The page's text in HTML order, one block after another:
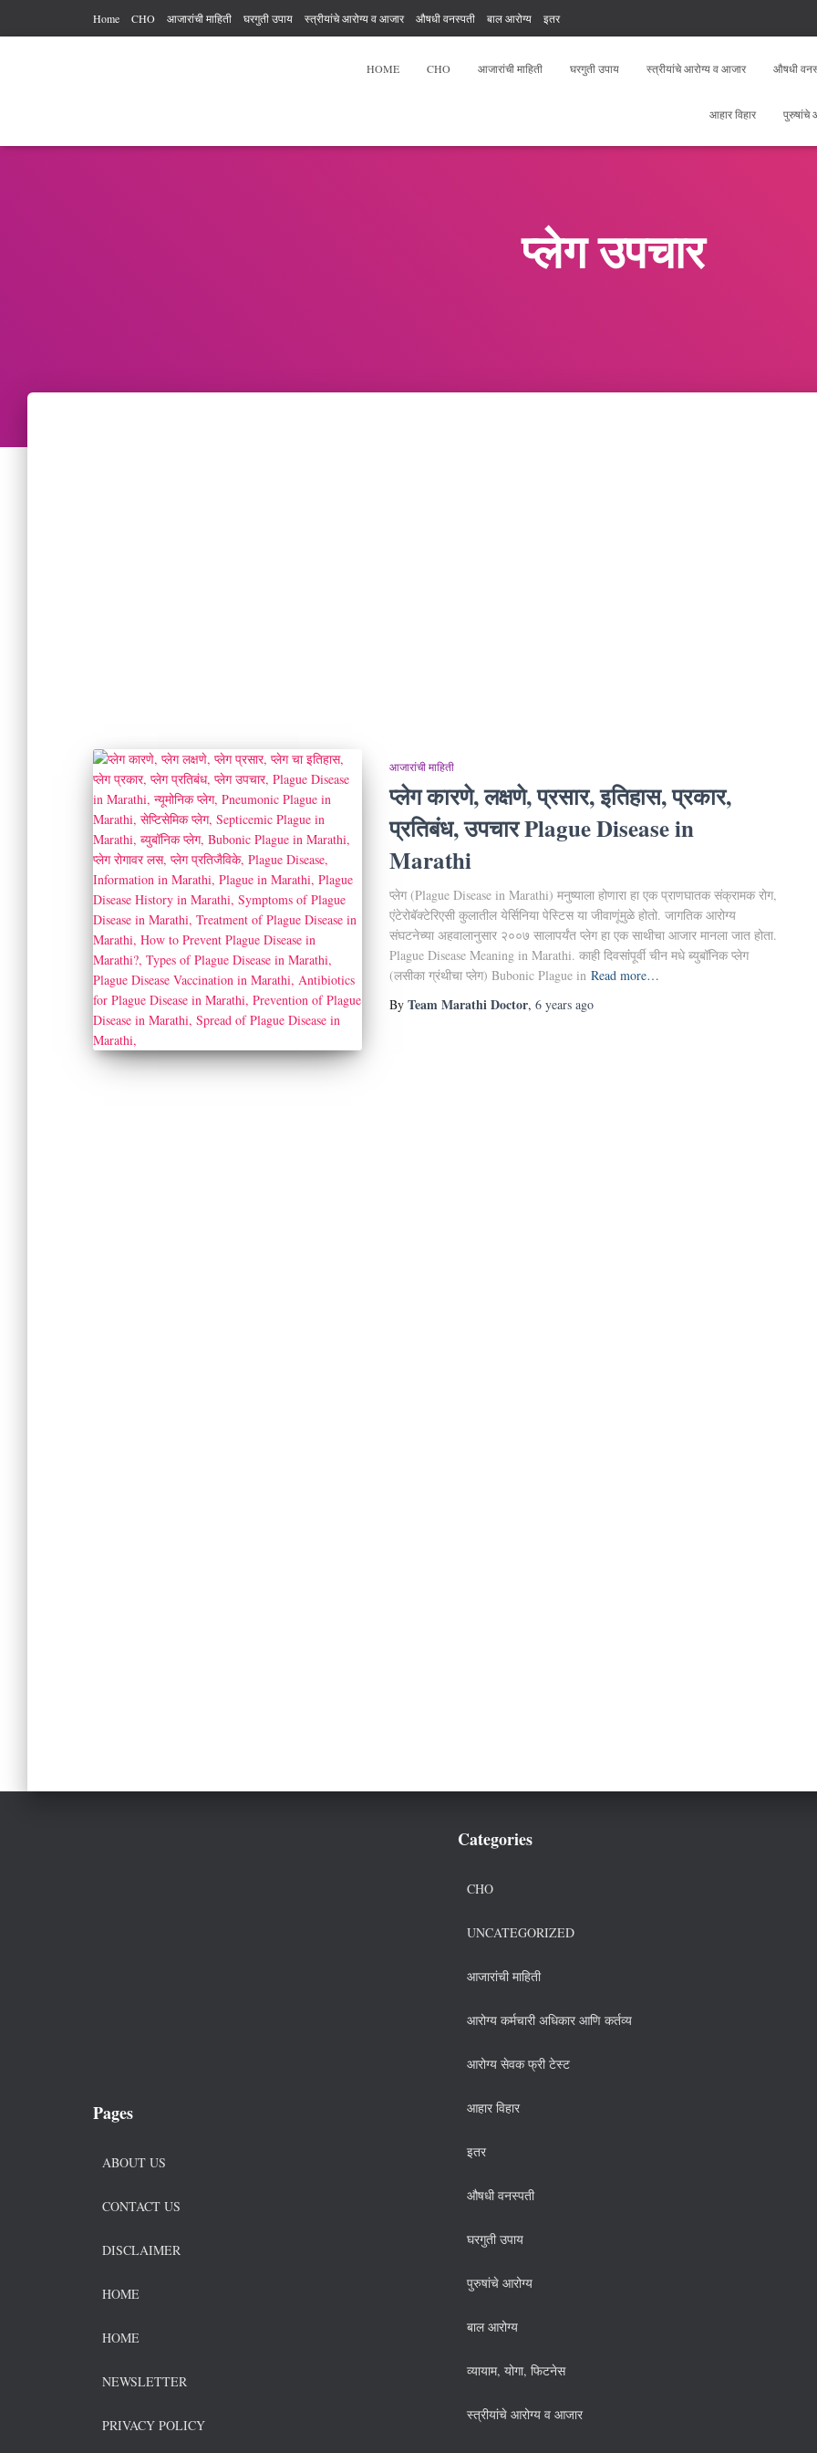
Home CHO आजारांची माहिती घरगुती उपाय स्त्रीयांचे आरोग्य व आजार औषधी वनस्पती बाल आरोग्य इतर
HOME
CHO आजारांची माहिती घरगुती उपाय स्त्रीयांचे आरोग्य व आजार औषधी
आहार विहार पुरुषांचे
प्लेग उपचार
आजारांची माहिती
प्लेग कारणे, लक्षणे, प्रसार, इतिहास, प्रकार,
प्रतिबंध, उपचार Plague Disease in
Marathi
प्लेग (Plague Disease in Marathi) मनुष्याला होणारा हा एक प्राणघातक संक्रामक रोग,
एंटेरोबॅक्टेरिएसी कुलातील येर्सिनिया पेस्टिस या जीवाणूंमुळे होतो. जागतिक आरोग्य
संघटनेच्या अहवालानुसार २००७ सालापर्यंत प्लेग हा एक साथीचा आजार मानला जात होता.
Plague Disease Meaning in Marathi. काही दिवसांंपूर्वी चीन मधे ब्युबॉनिक प्लेग
(लसीका ग्रंथीचा प्लेग) Bubonic Plague in Read more…
By Team Marathi Doctor, 6 years ago
Pages
ABOUT US
CONTACT US
DISCLAIMER
HOME
HOME
NEWSLETTER
PRIVACY POLICY
Categories
CHO
UNCATEGORIZED
आजारांची माहिती
आरोग्य कर्मचारी अधिकार आणि कर्तव्य
आरोग्य सेवक फ्री टेस्ट
आहार विहार
इतर
औषधी वनस्पती
घरगुती उपाय
पुरुषांचे आरोग्य
बाल आरोग्य
व्यायाम, योगा, फिटनेस
स्त्रीयांचे आरोग्य व आजार